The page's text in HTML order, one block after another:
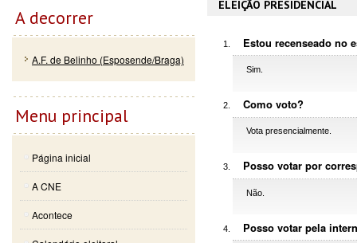
ELEIÇÃO PRESIDENCIAL
Estou recenseado no
Sim.
Como voto?
Vota presencialmente.
Posso votar por
Não.
Posso votar pela
A decorrer
A.F. de Belinho (Esposende/Braga)
Menu principal
Página inicial
A CNE
Acontece